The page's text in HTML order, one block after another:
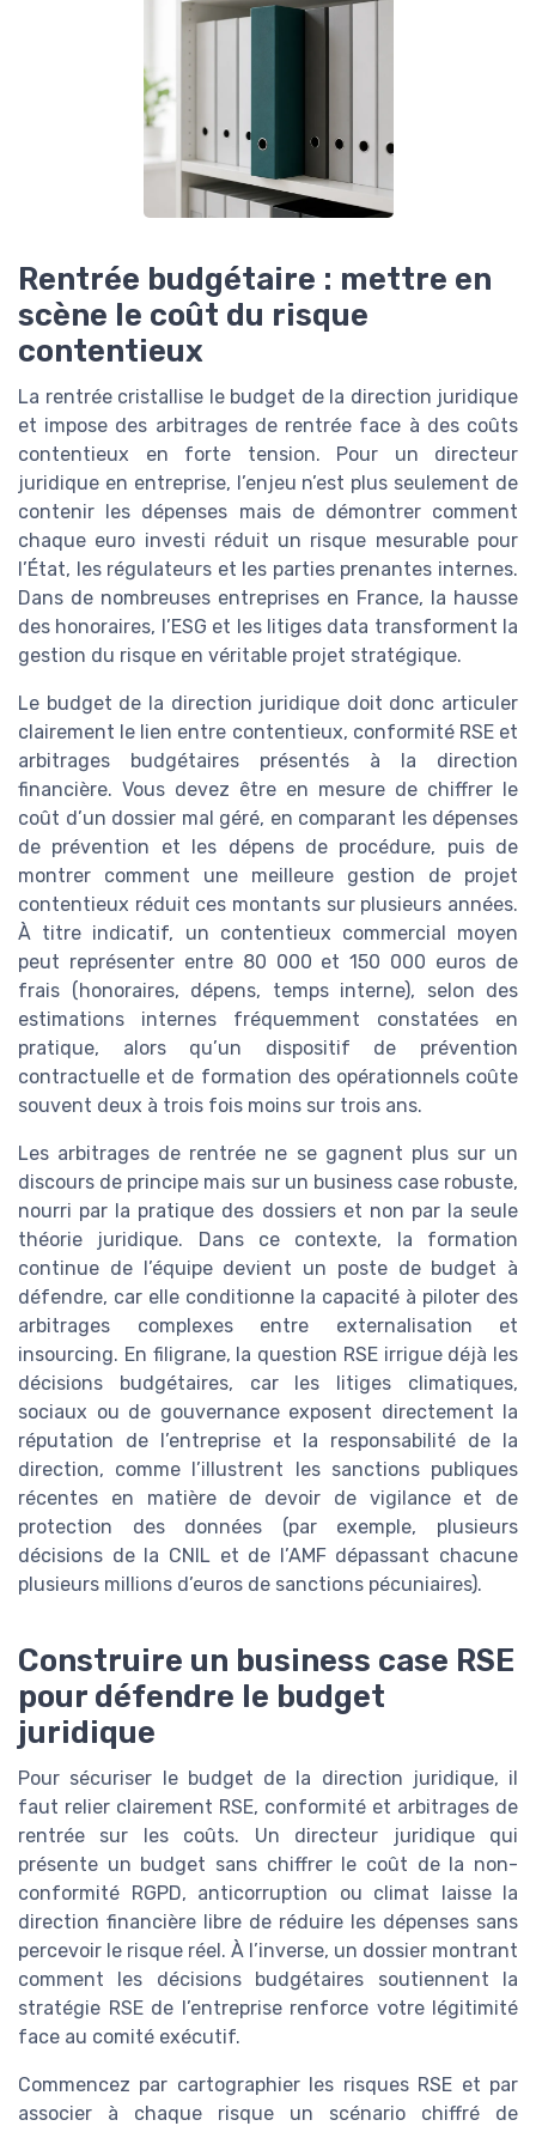
Rentrée budgétaire : mettre en
scène le coût du risque
contentieux
La rentrée cristallise le budget de la direction juridique
et impose des arbitrages de rentrée face à des coûts
contentieux en forte tension. Pour un directeur
juridique en entreprise, l’enjeu n’est plus seulement de
contenir les dépenses mais de démontrer comment
chaque euro investi réduit un risque mesurable pour
l’État, les régulateurs et les parties prenantes internes.
Dans de nombreuses entreprises en France, la hausse
des honoraires, l’ESG et les litiges data transforment la
gestion du risque en véritable projet stratégique.
Le budget de la direction juridique doit donc articuler
clairement le lien entre contentieux, conformité RSE et
arbitrages budgétaires présentés à la direction
financière. Vous devez être en mesure de chiffrer le
coût d’un dossier mal géré, en comparant les dépenses
de prévention et les dépens de procédure, puis de
montrer comment une meilleure gestion de projet
contentieux réduit ces montants sur plusieurs années.
À titre indicatif, un contentieux commercial moyen
peut représenter entre 80 000 et 150 000 euros de
frais (honoraires, dépens, temps interne), selon des
estimations internes fréquemment constatées en
pratique, alors qu’un dispositif de prévention
contractuelle et de formation des opérationnels coûte
souvent deux à trois fois moins sur trois ans.
Les arbitrages de rentrée ne se gagnent plus sur un
discours de principe mais sur un business case robuste,
nourri par la pratique des dossiers et non par la seule
théorie juridique. Dans ce contexte, la formation
continue de l’équipe devient un poste de budget à
défendre, car elle conditionne la capacité à piloter des
arbitrages complexes entre externalisation et
insourcing. En filigrane, la question RSE irrigue déjà les
décisions budgétaires, car les litiges climatiques,
sociaux ou de gouvernance exposent directement la
réputation de l’entreprise et la responsabilité de la
direction, comme l’illustrent les sanctions publiques
récentes en matière de devoir de vigilance et de
protection des données (par exemple, plusieurs
décisions de la CNIL et de l’AMF dépassant chacune
plusieurs millions d’euros de sanctions pécuniaires).
Construire un business case RSE
pour défendre le budget
juridique
Pour sécuriser le budget de la direction juridique, il
faut relier clairement RSE, conformité et arbitrages de
rentrée sur les coûts. Un directeur juridique qui
présente un budget sans chiffrer le coût de la non-
conformité RGPD, anticorruption ou climat laisse la
direction financière libre de réduire les dépenses sans
percevoir le risque réel. À l’inverse, un dossier montrant
comment les décisions budgétaires soutiennent la
stratégie RSE de l’entreprise renforce votre légitimité
face au comité exécutif.
Commencez par cartographier les risques RSE et par
associer à chaque risque un scénario chiffré de